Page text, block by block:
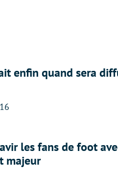
enfin quand sera
les fans de foot
majeur